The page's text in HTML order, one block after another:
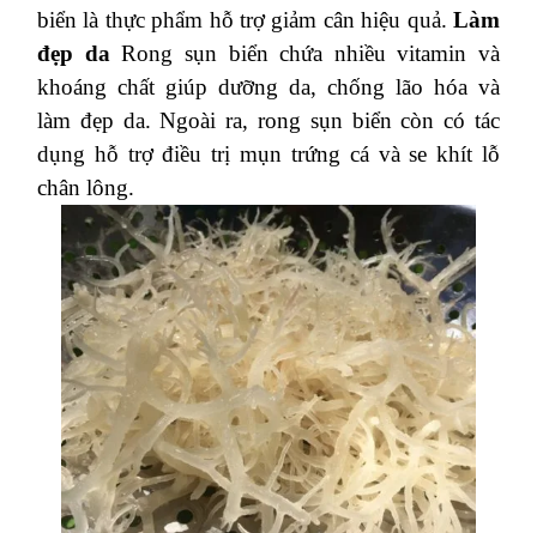
biển là thực phẩm hỗ trợ giảm cân hiệu quả. Làm
đẹp da Rong sụn biển chứa nhiều vitamin và
khoáng chất giúp dưỡng da, chống lão hóa và
làm đẹp da. Ngoài ra, rong sụn biển còn có tác
dụng hỗ trợ điều trị mụn trứng cá và se khít lỗ
chân lông.